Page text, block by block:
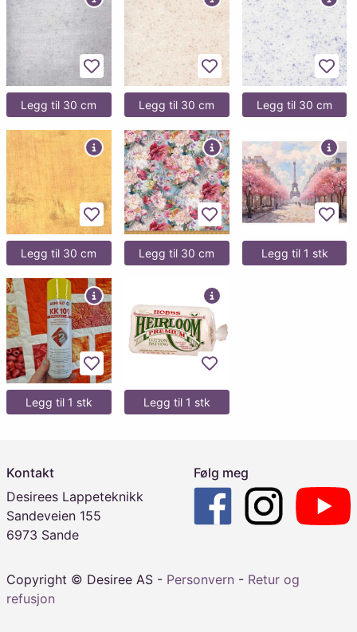
Legg til favoritter
Legg til 30 cm
Legg til favoritter
Legg til 30 cm Legg til 30 cm
Legg til favoritter
Legg til 30 cm
Legg til favoritter
Legg til 30 cm Legg til 1 stk
Legg til favoritter
Legg til 1 stk
Legg til favoritter
Legg til 1 stk
Kontakt
Desirees Lappeteknikk
Sandeveien 155
6973 Sande
Følg meg
Copyright © Desiree AS - Personvern - Retur og
refusjon